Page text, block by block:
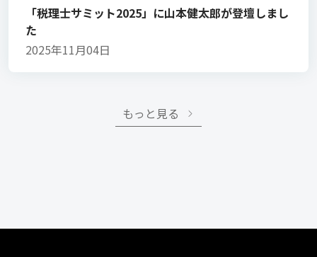
「税理士サミット2025」に山本健太郎が登壇しまし
た
2025年11月04日
もっと見る